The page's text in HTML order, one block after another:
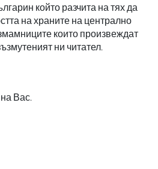
който разчита на тях да
на храните на централно
които произвеждат
ни читател.
Вас.